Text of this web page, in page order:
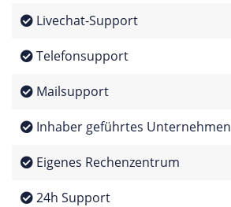
Livechat-Support
Telefonsupport
Mailsupport
Inhaber geführtes Unternehmen
Eigenes Rechenzentrum
24h Support